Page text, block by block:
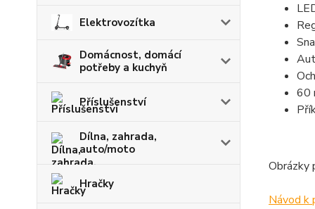
Elektrovozítka
Domácnost, domácí
potřeby a kuchyň
Příslušenství
Dílna, zahrada,
auto/moto
Hračky
60
Obrázky
Návod k